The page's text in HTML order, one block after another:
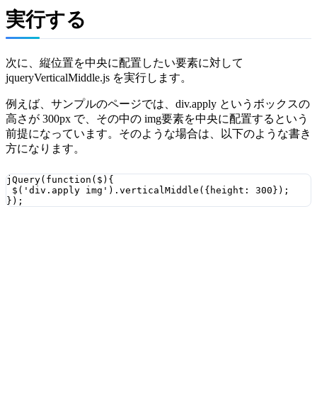
実行する
次に、縦位置を中央に配置したい要素に対して
jqueryVerticalMiddle.js を実行します。
例えば、サンプルのページでは、div.apply というボックスの
高さが 300px で、その中の img要素を中央に配置するという
前提になっています。そのような場合は、以下のような書き
方になります。
jQuery(function($){
$('div.apply img').verticalMiddle({height: 300});